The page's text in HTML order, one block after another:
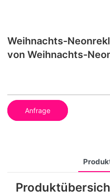
Weihnachts-
von Weihnachts-
Anfrage